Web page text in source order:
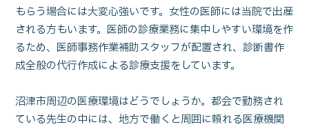
もらう場合には大変心強いです。女性の医師には当院で出産
される方もいます。医師の診療業務に集中しやすい環境を作
るため、医師事務作業補助スタッフが配置され、診断書作
成全般の代行作成による診療支援をしています。
沼津市周辺の医療環境はどうでしょうか。都会で勤務され
ている先生の中には、地方で働くと周囲に頼れる医療機関